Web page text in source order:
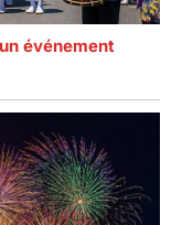
événement